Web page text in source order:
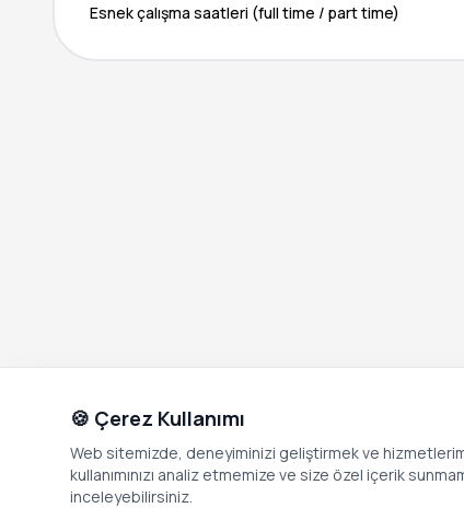
Esnek çalışma saatleri (full time / part time)
🍪 Çerez Kullanımı
Web sitemizde, deneyiminizi geliştirmek ve
kullanımınızı analiz etmemize ve size özel içerik
inceleyebilirsiniz.